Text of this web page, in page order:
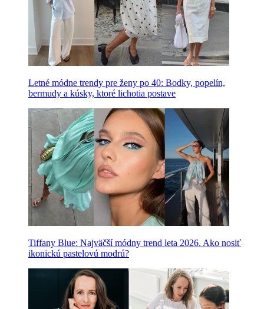
Letné módne trendy pre ženy po 40: Bodky, popelín,
bermudy a kúsky, ktoré lichotia postave
Tiffany Blue: Najväčší módny trend leta 2026. Ako nosiť
ikonickú pastelovú modrú?